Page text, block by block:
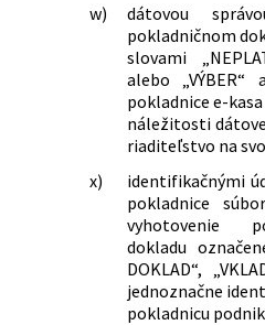
w)
dátovou
pokladničnom
slovami
alebo
pokladnice e-
náležitosti
riaditeľstvo na
x)
identifikačnými
pokladnice
vyhotovenie
dokladu
DOKLAD“,
jednoznačne
pokladnicu